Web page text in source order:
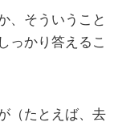
、そういうこと
っかり答えるこ
（たとえば、去